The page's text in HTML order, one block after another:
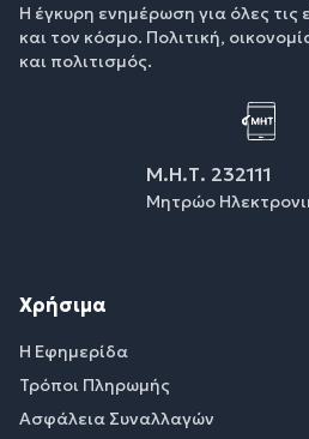
Η έγκυρη ενημέρωση για όλες τις
και τον κόσμο. Πολιτική,
και πολιτισμός.
Μ.Η.Τ. 232111
Μητρώο
Χρήσιμα
Η Εφημερίδα
Τρόποι Πληρωμής
Ασφάλεια Συναλλαγών